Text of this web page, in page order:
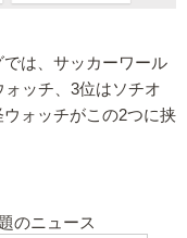
は、サッカーワール
ォッチ、3位はソチオ
ォッチがこの2つに挟
のニュース